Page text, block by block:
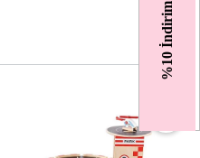
%10 İndirim